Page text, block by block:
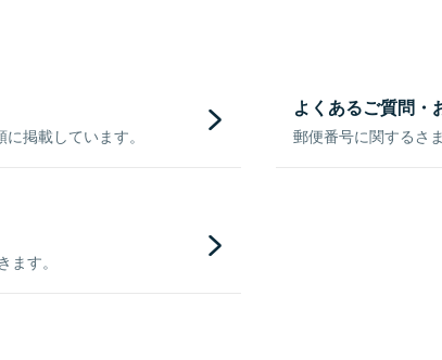
掲載しています。
よくあるご質問・
郵便番号に関するさ
す。